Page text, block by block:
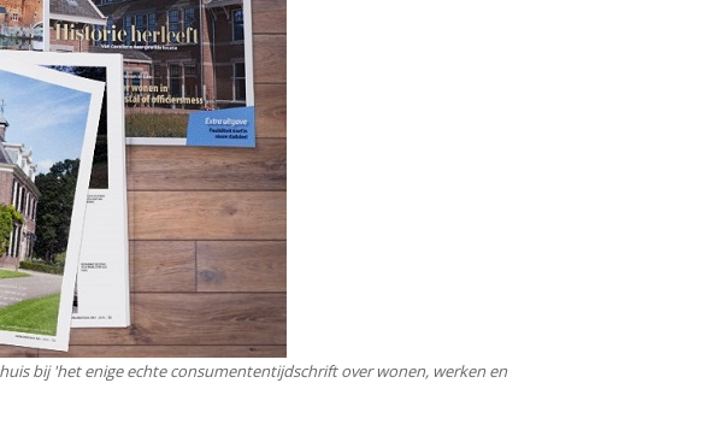
bij 'het enige echte consumententijdschrift over wonen, werken en